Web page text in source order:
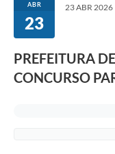
ABR
23
23 ABR 2026
PREFEITURA
CONCURSO